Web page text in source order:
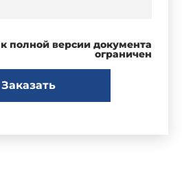
полной версии документа
ограничен
Заказать